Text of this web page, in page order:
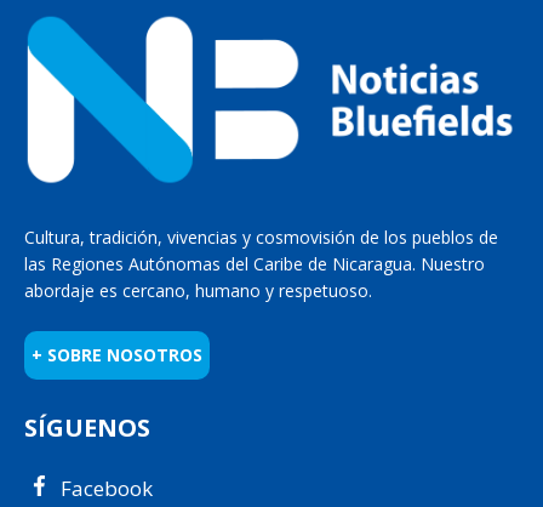
Cultura, tradición, vivencias y cosmovisión de los pueblos de
las Regiones Autónomas del Caribe de Nicaragua. Nuestro
abordaje es cercano, humano y respetuoso.
+ SOBRE NOSOTROS
SÍGUENOS
Facebook